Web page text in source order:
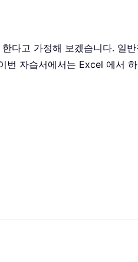
다고 가정해 보겠습니다. 일
자습서에서는 Excel 에서